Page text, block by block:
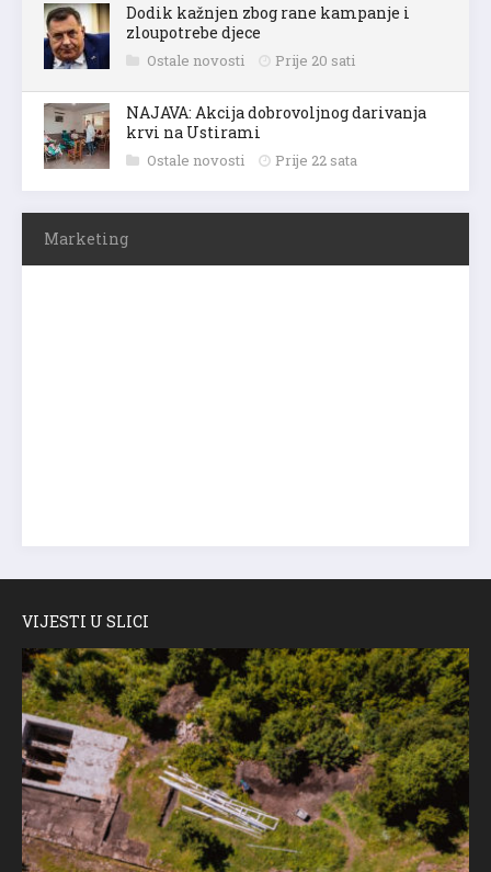
Dodik kažnjen zbog rane kampanje i
zloupotrebe djece
Ostale novosti Prije 20 sati
NAJAVA: Akcija dobrovoljnog darivanja
krvi na Ustirami
Ostale novosti Prije 22 sata
Marketing
VIJESTI U SLICI